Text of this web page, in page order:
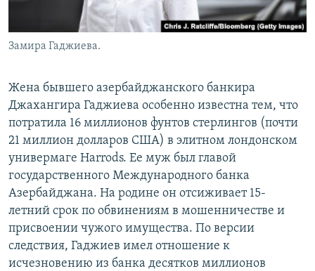
Замира Гаджиева.
Жена бывшего азербайджанского банкира
Джахангира Гаджиева особенно известна тем, что
потратила 16 миллионов фунтов стерлингов (почти
21 миллион долларов США) в элитном лондонском
универмаге Harrods. Ее муж был главой
государственного Международного банка
Азербайджана. На родине он отсиживает 15-
летний срок по обвинениям в мошенничестве и
присвоении чужого имущества. По версии
следствия, Гаджиев имел отношение к
исчезновению из банка десятков миллионов